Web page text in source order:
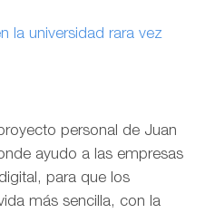
la universidad rara vez
personal de Juan
ayudo a las empresas
para que los
más sencilla, con la